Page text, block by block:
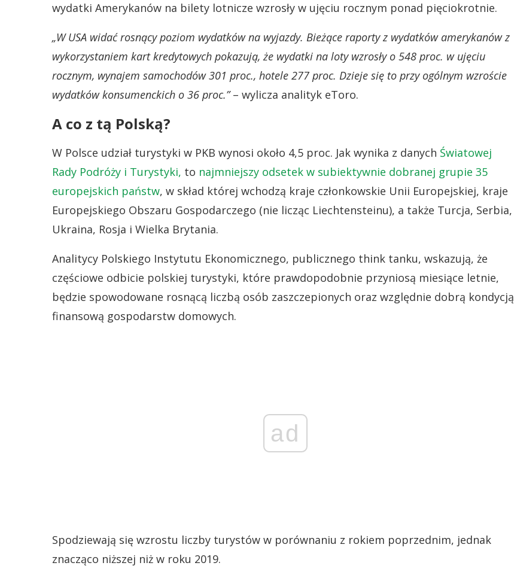
wydatki Amerykanów na bilety lotnicze wzrosły w ujęciu rocznym ponad pięciokrotnie.
„W USA widać rosnący poziom wydatków na wyjazdy. Bieżące raporty z wydatków amerykanów z
wykorzystaniem kart kredytowych pokazują, że wydatki na loty wzrosły o 548 proc. w ujęciu
rocznym, wynajem samochodów 301 proc., hotele 277 proc. Dzieje się to przy ogólnym wzroście
wydatków konsumenckich o 36 proc.”– wylicza analityk eToro.
A co z tą Polską?
W Polsce udział turystyki w PKB wynosi około 4,5 proc. Jak wynika z danych Światowej
Rady Podróży i Turystyki, to najmniejszy odsetek w subiektywnie dobranej grupie 35
europejskich państw, w skład której wchodzą kraje członkowskie Unii Europejskiej, kraje
Europejskiego Obszaru Gospodarczego (nie licząc Liechtensteinu), a także Turcja, Serbia,
Ukraina, Rosja i Wielka Brytania.
Analitycy Polskiego Instytutu Ekonomicznego, publicznego think tanku, wskazują, że
częściowe odbicie polskiej turystyki, które prawdopodobnie przyniosą miesiące letnie,
będzie spowodowane rosnącą liczbą osób zaszczepionych oraz względnie dobrą kondycją
finansową gospodarstw domowych.
ad
Spodziewają się wzrostu liczby turystów w porównaniu z rokiem poprzednim, jednak
znacząco niższej niż w roku 2019.